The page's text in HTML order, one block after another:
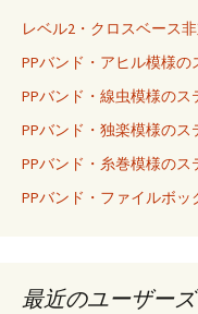
レベル2・クロスベース
PPバンド・アヒル模様の
PPバンド・線虫模様のス
PPバンド・独楽模様のス
PPバンド・糸巻模様のス
PPバンド・ファイルボッ
最近のユーザー